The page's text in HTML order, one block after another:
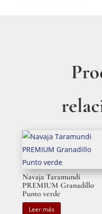
Navaja Taramundi
PREMIUM Granadillo
Punto verde
Leer más